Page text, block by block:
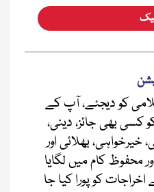
کو دیجئے، آپ کے
بھی جائز، دینی،
خیرخواہی، بھلائی اور
محفوظ کام میں لگایا
کو پورا کیا جا